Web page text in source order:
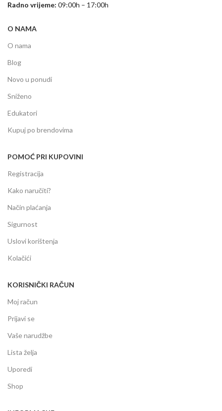
Radno vrijeme: 09:00h – 17:00h
O NAMA
O nama
Blog
Novo u ponudi
Sniženo
Edukatori
Kupuj po brendovima
POMOĆ PRI KUPOVINI
Registracija
Kako naručiti?
Način plaćanja
Sigurnost
Uslovi korištenja
Kolačići
KORISNIČKI RAČUN
Moj račun
Prijavi se
Vaše narudžbe
Lista želja
Uporedi
Shop